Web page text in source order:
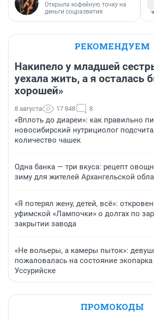
Открыла кофейную точку на
деньги соцразвития
РЕКОМЕНДУЕМ
Накипело у младшей
уехала жить, а я осталась
хорошей»
8 августа 17 848 8
«Вплоть до диареи»: как правильно
новосибирский нутрициолог
количество чашек
Одна банка — три вкуса: рецепт
зиму для жителей Архангельской
«Я потерял жену, детей, всё»:
уфимской «Лампочки» о долгах по
закрытии завода
«Не вольеры, а камеры пыток»:
пожаловалась на состояние
Уссурийске
ПРОМОКОДЫ